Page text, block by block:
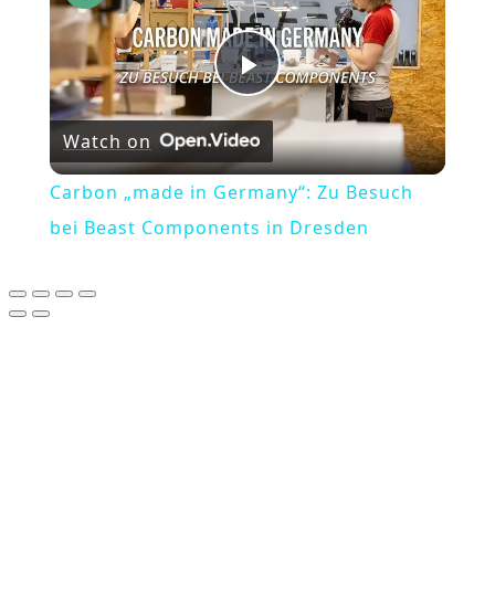
Play
Video
Watch on
Carbon „made in Germany“: Zu Besuch
bei Beast Components in Dresden